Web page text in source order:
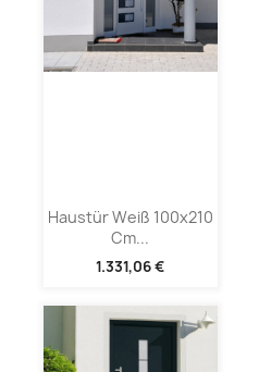
Haustür Weiß 100x210
Cm...
1.331,06 €